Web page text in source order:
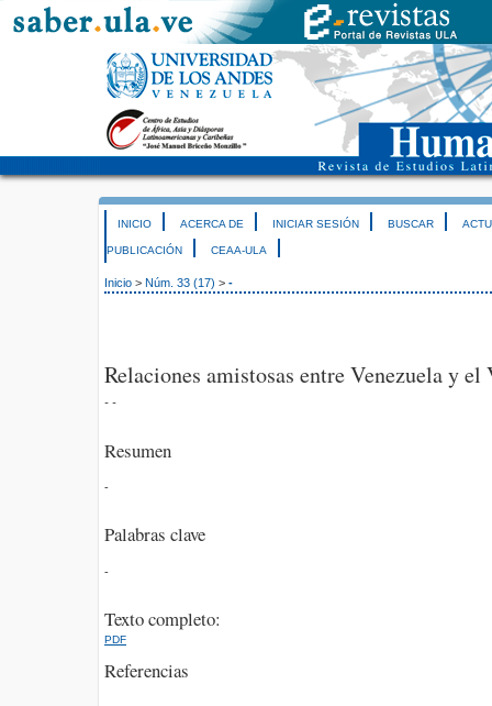
INICIO ACERCA DE INICIAR SESIÓN BUSCAR
PUBLICACIÓN CEAA-ULA
Inicio > Núm. 33 (17) > -
Relaciones amistosas entre Venezuela y
- -
Resumen
-
Palabras clave
-
Texto completo:
PDF
Referencias